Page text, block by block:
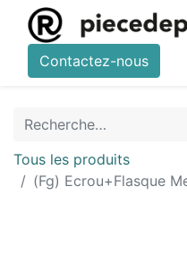
Contactez-nous
Tous les produits
(Fg) Ecrou+Flasque